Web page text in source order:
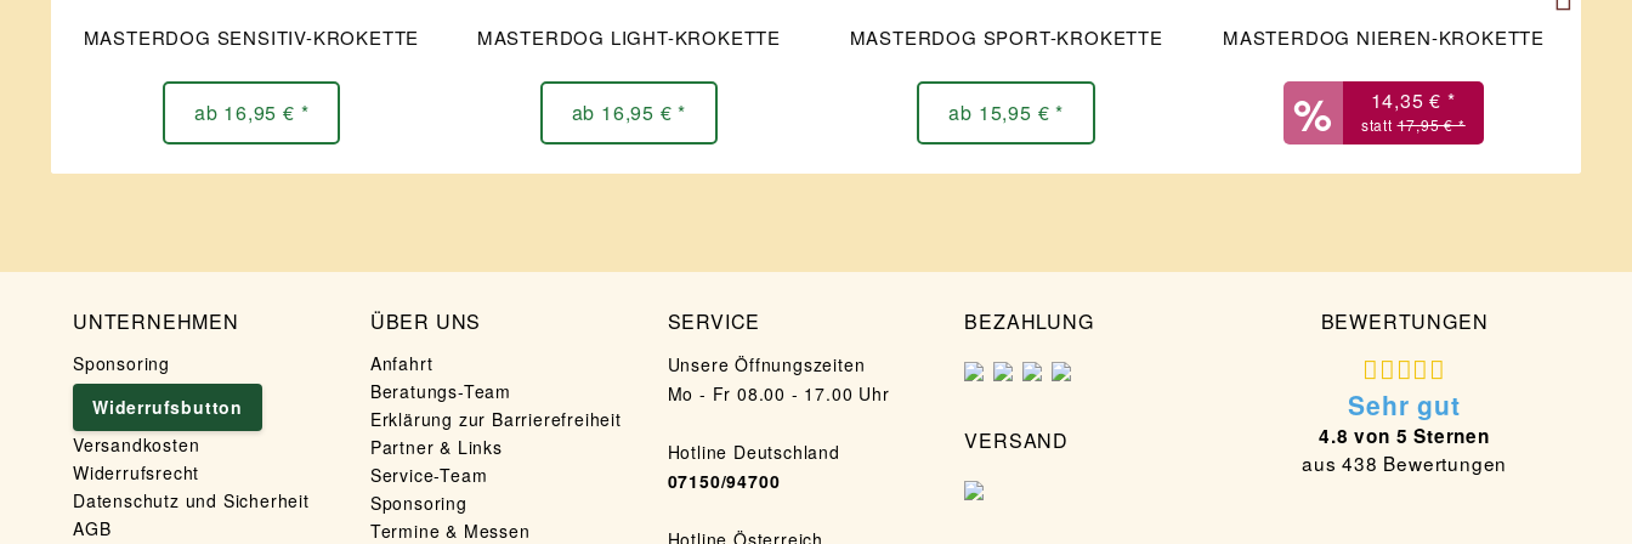
MASTERDOG SENSITIV-KROKETTE
ab 16,95 € *
MASTERDOG LIGHT-KROKETTE
ab 16,95 € *
MASTERDOG SPORT-KROKETTE
ab 15,95 € *
MASTERDOG NIEREN-KROKETTE
14,35 € *
17,95 € *
UNTERNEHMEN
Sponsoring
Widerrufsbutton
Versandkosten
Widerrufsrecht
Datenschutz und Sicherheit
AGB
ÜBER UNS
Anfahrt
Beratungs-Team
Erklärung zur Barrierefreiheit
Partner & Links
Service-Team
Sponsoring
Termine & Messen
SERVICE
Unsere Öffnungszeiten
Mo - Fr 08.00 - 17.00 Uhr
Hotline Deutschland
07150/94700
Hotline Österreich
BEZAHLUNG
VERSAND
BEWERTUNGEN
Sehr gut
4.8 von 5 Sternen
aus 438 Bewertungen